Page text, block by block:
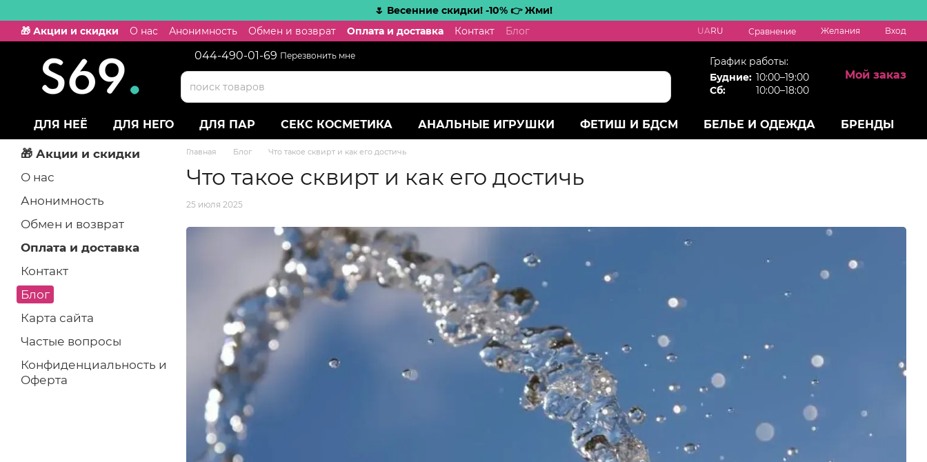
🌷 Весенние скидки! -10% 👉 Жми!
🎁 Акции и скидки
О нас Анонимность Обмен и возврат Оплата и доставка Контакт Блог UARU Сравнение Желания Вход
044-490-01-69 Перезвонить мне
График работы:
Будние: 10:00–19:00
Сб:
10:00–18:00
Мой заказ
ДЛЯ НЕЁ ДЛЯ НЕГО ДЛЯ ПАР СЕКС КОСМЕТИКА АНАЛЬНЫЕ ИГРУШКИ ФЕТИШ И БДСМ БЕЛЬЕ И ОДЕЖДА БРЕНДЫ
Главная Блог Что такое сквирт и как его достичь
Что такое сквирт и как его достичь
25 июля 2025
🎁 Акции и скидки
О нас
Анонимность
Обмен и возврат
Оплата и доставка
Контакт
Блог
Карта сайта
Частые вопросы
Конфиденциальность и
Оферта